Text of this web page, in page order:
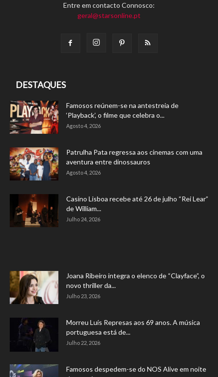
Entre em contacto Connosco:
geral@starsonline.pt
DESTAQUES
Famosos reúnem-se na antestreia de
‘Playback’, o filme que celebra o...
Agosto 4, 2026
Patrulha Pata regressa aos cinemas com uma
aventura entre dinossauros
Agosto 4, 2026
Casino Lisboa recebe até 26 de julho “Rei Lear”
de William...
Julho 24, 2026
Joana Ribeiro integra o elenco de “Clayface”, o
novo thriller da...
Julho 23, 2026
Morreu Luís Represas aos 69 anos. A música
portuguesa está de...
Julho 22, 2026
Famosos despedem-se do NOS Alive em noite